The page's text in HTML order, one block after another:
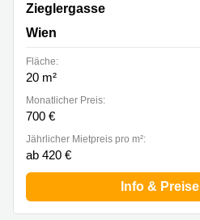
Zieglergasse 36, Wien
Zieglergasse
Wien
Fläche:
20 m²
Monatlicher Preis:
700 €
Jährlicher Mietpreis pro m²:
ab 420 €
Info &